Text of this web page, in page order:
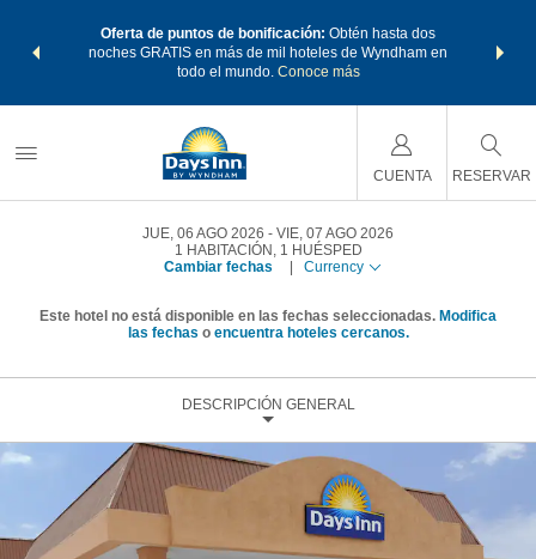
Oferta de puntos de bonificación:Obtén hasta dos
noches GRATIS en más de mil hoteles de Wyndham en
todo el mundo. Conoce más
de viaje
CUENTA RESERVAR
JUE, 06 AGO 2026
VIE, 07 AGO 2026
1 HABITACIÓN , 1 HUÉSPED
Cambiar fechas
Currency
Este hotel no está disponible en las fechas seleccionadas. Modifica
las fechas o encuentra hoteles cercanos.
DESCRIPCIÓN GENERAL